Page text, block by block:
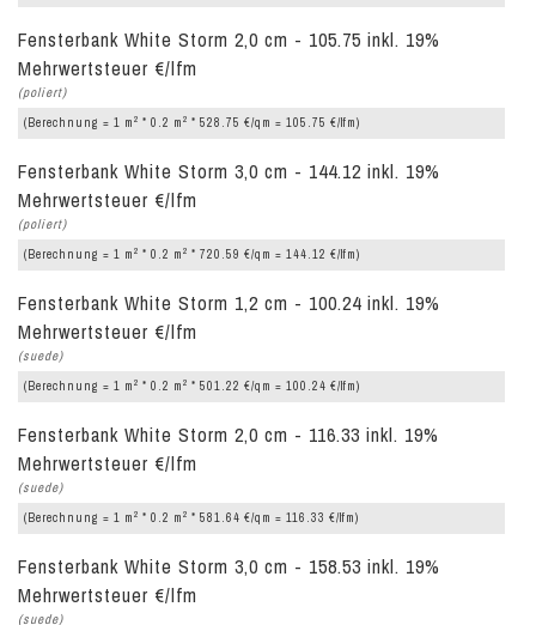
Fensterbank White Storm 2,0 cm - 105.75 inkl. 19%
Mehrwertsteuer €/lfm
(poliert)
(Berechnung = 1 m 2 * 0.2 m 2 * 528.75 €/qm = 105.75 €/lfm)
Fensterbank White Storm 3,0 cm - 144.12 inkl. 19%
Mehrwertsteuer €/lfm
(poliert)
(Berechnung = 1 m 2 * 0.2 m 2 * 720.59 €/qm = 144.12 €/lfm)
Fensterbank White Storm 1,2 cm - 100.24 inkl. 19%
Mehrwertsteuer €/lfm
(suede)
(Berechnung = 1 m 2 * 0.2 m 2 * 501.22 €/qm = 100.24 €/lfm)
Fensterbank White Storm 2,0 cm - 116.33 inkl. 19%
Mehrwertsteuer €/lfm
(suede)
(Berechnung = 1 m 2 * 0.2 m 2 * 581.64 €/qm = 116.33 €/lfm)
Fensterbank White Storm 3,0 cm - 158.53 inkl. 19%
Mehrwertsteuer €/lfm
(suede)